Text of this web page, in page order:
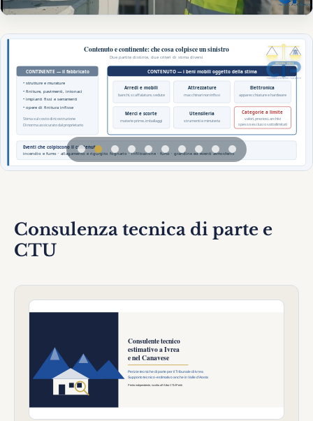
arredi
attrezzature
Consulenza tecnica di parte e
CTU